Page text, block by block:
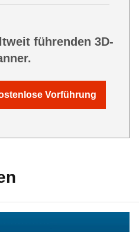
führenden 3D-
Vorführung